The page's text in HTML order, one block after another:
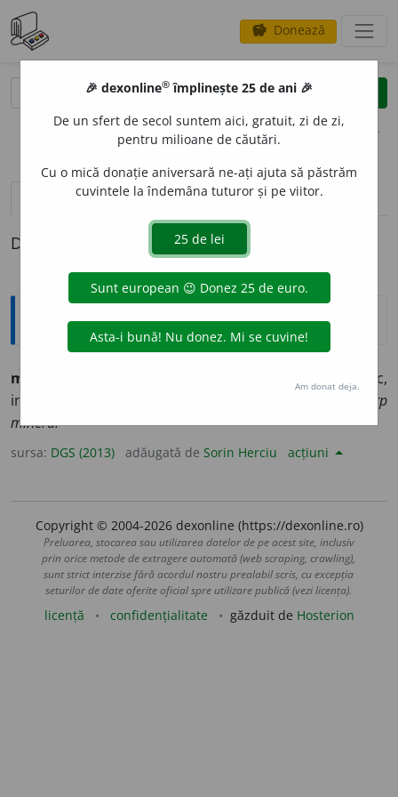
savings Donează
clear
opțiuni
definiții (1) pronunțievolume_up (4)
Definiția cu ID-ul 1377965:
Sinonime
miner
) anorganic,
inorganic, mineral, neorganic.
Diamantul este un corp
mineral
sursa: DGS (2013) adăugată de Sorin Herciu acțiuni
Copyright © 2004-2026 dexonline (https://dexonline.ro)
Preluarea, stocarea sau utilizarea datelor de pe acest site, inclusiv
prin orice metode de extragere automată (web scraping, crawling),
sunt strict interzise fără acordul nostru prealabil scris, cu excepția
seturilor de date oferite oficial spre utilizare publică (vezi licența).
licență confidențialitate găzduit de Hosterion
🎉 dexonline® împlinește 25 de ani 🎉
De un sfert de secol suntem aici, gratuit, zi de zi,
pentru milioane de căutări.
Cu o mică donație aniversară ne-ați ajuta să păstrăm
cuvintele la îndemâna tuturor și pe viitor.
Am donat deja.